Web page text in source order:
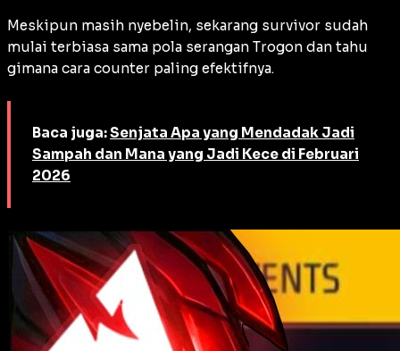
Meskipun masih nyebelin, sekarang survivor sudah
mulai terbiasa sama pola serangan Trogon dan tahu
gimana cara counter paling efektifnya.
Baca juga:Senjata Apa yang Mendadak Jadi
Sampah dan Mana yang Jadi Kece di Februari
2026